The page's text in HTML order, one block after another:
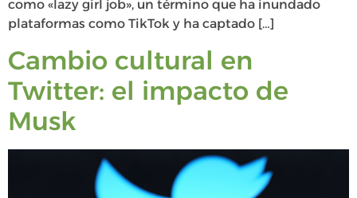
como «lazy girl job», un término que ha inundado
plataformas como TikTok y ha captado […]
Cambio cultural en
Twitter: el impacto de
Musk